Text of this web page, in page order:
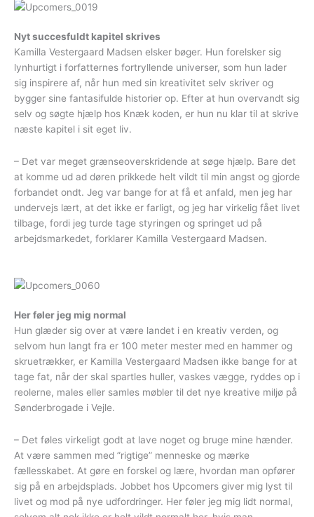
Nyt succesfuldt kapitel skrives
Kamilla Vestergaard Madsen elsker bøger. Hun forelsker sig
lynhurtigt i forfatternes fortryllende universer, som hun lader
sig inspirere af, når hun med sin kreativitet selv skriver og
bygger sine fantasifulde historier op. Efter at hun overvandt sig
selv og søgte hjælp hos Knæk koden, er hun nu klar til at skrive
næste kapitel i sit eget liv.
– Det var meget grænseoverskridende at søge hjælp. Bare det
at komme ud ad døren prikkede helt vildt til min angst og gjorde
forbandet ondt. Jeg var bange for at få et anfald, men jeg har
undervejs lært, at det ikke er farligt, og jeg har virkelig fået livet
tilbage, fordi jeg turde tage styringen og springet ud på
arbejdsmarkedet, forklarer Kamilla Vestergaard Madsen.
Her føler jeg mig normal
Hun glæder sig over at være landet i en kreativ verden, og
selvom hun langt fra er 100 meter mester med en hammer og
skruetrækker, er Kamilla Vestergaard Madsen ikke bange for at
tage fat, når der skal spartles huller, vaskes vægge, ryddes op i
reolerne, males eller samles møbler til det nye kreative miljø på
Sønderbrogade i Vejle.
– Det føles virkeligt godt at lave noget og bruge mine hænder.
At være sammen med ”rigtige” menneske og mærke
fællesskabet. At gøre en forskel og lære, hvordan man opfører
sig på en arbejdsplads. Jobbet hos Upcomers giver mig lyst til
livet og mod på nye udfordringer. Her føler jeg mig lidt normal,